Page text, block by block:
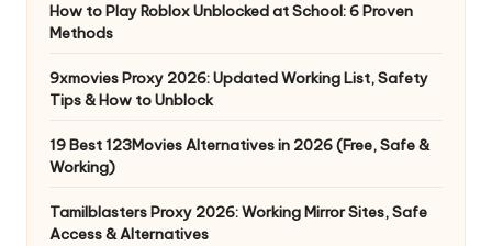
How to Play Roblox Unblocked at School: 6 Proven
Methods
9xmovies Proxy 2026: Updated Working List, Safety
Tips & How to Unblock
19 Best 123Movies Alternatives in 2026 (Free, Safe &
Working)
Tamilblasters Proxy 2026: Working Mirror Sites, Safe
Access & Alternatives